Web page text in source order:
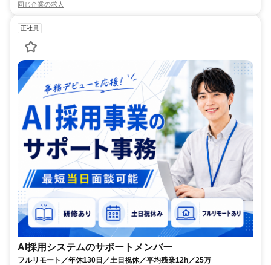
同じ企業の求人
正社員
AI採用システムのサポートメンバー
フルリモート／年休130日／土日祝休／平均残業12h／25万